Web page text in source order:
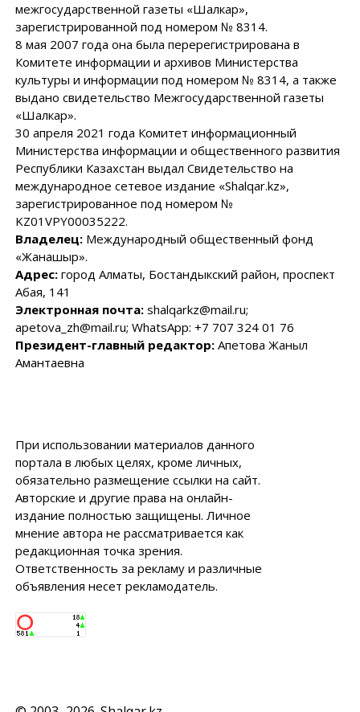
межгосударственной газеты «Шалкар»,
зарегистрированной под номером № 8314.
8 мая 2007 года она была перерегистрирована в
Комитете информации и архивов Министерства
культуры и информации под номером № 8314, а также
выдано свидетельство Межгосударственной газеты
«Шалкар».
30 апреля 2021 года Комитет информационный
Министерства информации и общественного развития
Республики Казахстан выдал Свидетельство на
международное сетевое издание «Shalqar.kz»,
зарегистрированное под номером №
KZ01VPY00035222.
Владелец:Международный общественный фонд
«Жанашыр».
Адрес:город Алматы, Бостандыкский район, проспект
Абая, 141
Электронная почта:shalqarkz@mail.ru;
apetova_zh@mail.ru; WhatsApp: +7 707 324 01 76
Президент-главный редактор:Апетова Жаныл
Амантаевна
При использовании материалов данного
портала в любых целях, кроме личных,
обязательно размещение ссылки на сайт.
Авторские и другие права на онлайн-
издание полностью защищены. Личное
мнение автора не рассматривается как
редакционная точка зрения.
Ответственность за рекламу и различные
объявления несет рекламодатель.